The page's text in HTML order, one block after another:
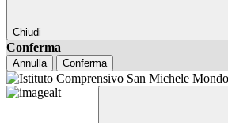
Chiudi
Conferma
Annulla Conferma